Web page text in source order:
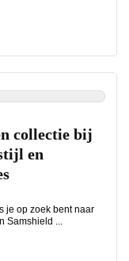
collectie bij
en
je op zoek bent naar
Samshield ...